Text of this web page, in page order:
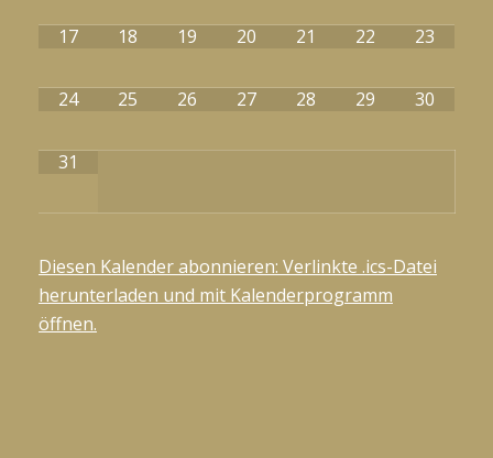
17 18 19 20 21 22 23
24 25 26 27 28 29 30
31
Diesen Kalender abonnieren: Verlinkte .ics-Datei
herunterladen und mit Kalenderprogramm
öffnen.